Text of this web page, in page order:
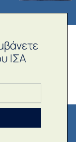
ΙΣΑ